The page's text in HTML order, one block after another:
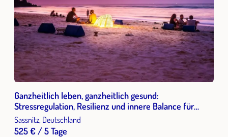
Ganzheitlich leben, ganzheitlich gesund:
Stressregulation, Resilienz und innere Balance für
Beruf & Alltag
Sassnitz, Deutschland
525 € / 5 Tage